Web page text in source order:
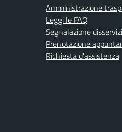
Amministrazione
Leggi le FAQ
Segnalazione
Prenotazione
Richiesta d'assistenza